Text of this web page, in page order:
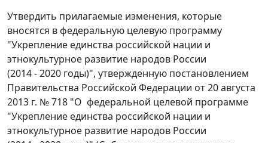
Утвердить прилагаемые изменения, которые
вносятся в федеральную целевую программу
"Укрепление единства российской нации и
этнокультурное развитие народов России
(2014 - 2020 годы)", утвержденную постановлением
Правительства Российской Федерации от 20 августа
2013 г. № 718 "О федеральной целевой программе
"Укрепление единства российской нации и
этнокультурное развитие народов России